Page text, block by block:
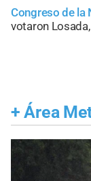
Congreso de la
votaron
+ Área